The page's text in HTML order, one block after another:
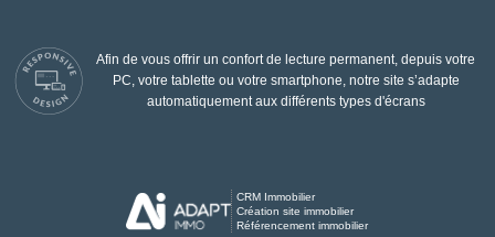
Afin de vous offrir un confort de lecture permanent, depuis votre
PC, votre tablette ou votre smartphone, notre site s’adapte
automatiquement aux différents types d'écrans
CRM Immobilier
Création site immobilier
Référencement immobilier